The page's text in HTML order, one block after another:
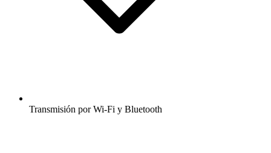
Transmisión por Wi-Fi y Bluetooth